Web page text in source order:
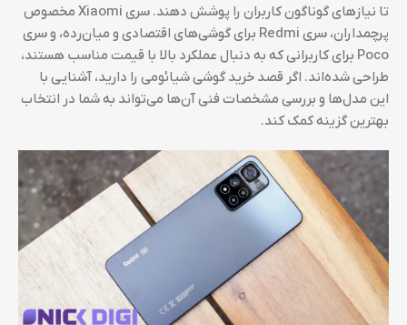
تا نیازهای گوناگون کاربران را پوشش دهند. سری Xiaomi مخصوص
پرچمداران، سری Redmi برای گوشی‌های اقتصادی و میان‌رده، و سری
Poco برای کاربرانی که به دنبال عملکرد بالا با قیمت مناسب هستند،
طراحی شده‌اند. اگر قصد خرید گوشی شیائومی را دارید، آشنایی با
این مدل‌ها و بررسی مشخصات فنی آن‌ها می‌تواند به شما در انتخاب
بهترین گزینه کمک کند.